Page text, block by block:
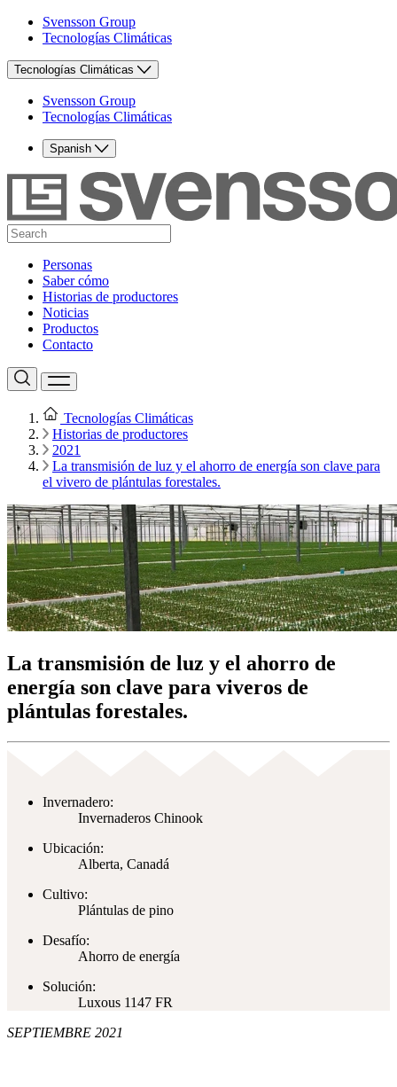
Svensson Group
Tecnologías Climáticas
Tecnologías Climáticas
Svensson Group
Tecnologías Climáticas
Spanish
Personas
Saber cómo
Historias de productores
Noticias
Productos
Contacto
Tecnologías Climáticas
Historias de productores
2021
La transmisión de luz y el ahorro de energía son clave para
el vivero de plántulas forestales.
La transmisión de luz y el ahorro de
energía son clave para viveros de
plántulas forestales.
Invernadero:
Invernaderos Chinook
Ubicación:
Alberta, Canadá
Cultivo:
Plántulas de pino
Desafío:
Ahorro de energía
Solución:
Luxous 1147 FR
SEPTIEMBRE 2021